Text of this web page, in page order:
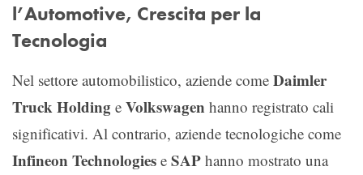
l’Automotive, Crescita per la
Tecnologia
Nel settore automobilistico, aziende come Daimler
Truck Holding e Volkswagen hanno registrato cali
significativi. Al contrario, aziende tecnologiche come
Infineon Technologies e SAP hanno mostrato una